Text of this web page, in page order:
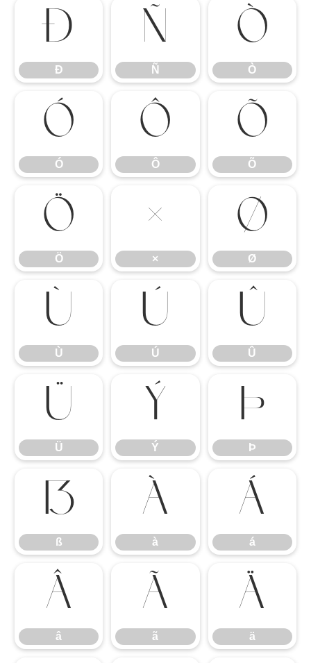
Ð
Ð
Ñ
Ñ
Ò
Ò
Ó
Ó
Ô
Ô
Õ
Õ
Ö
Ö
×
×
Ø
Ø
Ù
Ù
Ú
Ú
Û
Û
Ü
Ü
Ý
Ý
Þ
Þ
ß
ß
à
à
á
á
â
â
ã
ã
ä
ä